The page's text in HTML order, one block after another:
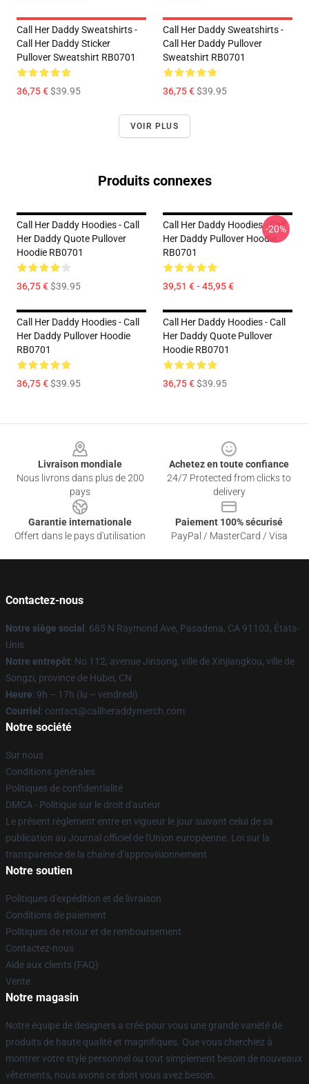
Call Her Daddy Sweatshirts -
Call Her Daddy Sticker
Pullover Sweatshirt RB0701
36,75 €$39.95
Call Her Daddy Sweatshirts -
Call Her Daddy Pullover
Sweatshirt RB0701
36,75 €$39.95
VOIR PLUS
Produits connexes
Call Her Daddy Hoodies - Call
Her Daddy Quote Pullover
Hoodie RB0701
36,75 €$39.95
Call Her Daddy Hoodies - Call
Her Daddy Pullover Hoodie
RB0701
39,51 € - 45,95 €
-20%
Call Her Daddy Hoodies - Call
Her Daddy Pullover Hoodie
RB0701
36,75 €$39.95
Call Her Daddy Hoodies - Call
Her Daddy Quote Pullover
Hoodie RB0701
36,75 €$39.95
Livraison mondiale
Nous livrons dans plus de 200
pays
Achetez en toute confiance
24/7 Protected from clicks to
delivery
Garantie internationale
Offert dans le pays d'utilisation
Paiement 100% sécurisé
PayPal / MasterCard / Visa
Contactez-nous
Notre siège social : 685 N Raymond Ave, Pasadena, CA 91103, États-
Unis
Notre entrepôt: No 112, avenue Jinsong, ville de Xinjiangkou, ville de
Songzi, province de Hubei, CN
Heure: 9h – 17h (lu – vendredi)
Courriel : contact@callheraddymerch.com
Notre société
Sur nous
Conditions générales
Politiques de confidentialité
DMCA - Politique sur le droit d'auteur
Le présent règlement entre en vigueur le jour suivant celui de sa
publication au Journal officiel de l'Union européenne. Loi sur la
transparence de la chaîne d'approvisionnement
Notre soutien
Politiques d'expédition et de livraison
Conditions de paiement
Politiques de retour et de remboursement
Contactez-nous
Aide aux clients (FAQ)
Vente
Notre magasin
Notre équipe de designers a créé pour vous une grande variété de
produits de haute qualité et magnifiques. Que vous cherchiez à
montrer votre style personnel ou tout simplement besoin de nouveaux
vêtements, nous avons ce dont vous avez besoin.